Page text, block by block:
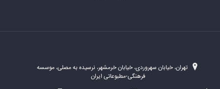
تهران، خیابان سهروردی، خیابان خرمشهر، نرسیده به مصلی، موسسه
فرهنگی-مطبوعاتی ایران